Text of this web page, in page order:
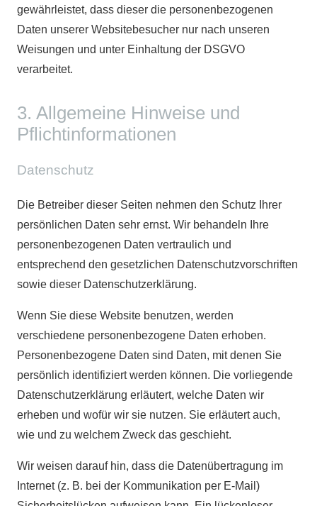
gewährleistet, dass dieser die personenbezogenen
Daten unserer Websitebesucher nur nach unseren
Weisungen und unter Einhaltung der DSGVO
verarbeitet.
3. Allgemeine Hinweise und
Pflicht­informationen
Datenschutz
Die Betreiber dieser Seiten nehmen den Schutz Ihrer
persönlichen Daten sehr ernst. Wir behandeln Ihre
personenbezogenen Daten vertraulich und
entsprechend den gesetzlichen Datenschutzvorschriften
sowie dieser Datenschutzerklärung.
Wenn Sie diese Website benutzen, werden
verschiedene personenbezogene Daten erhoben.
Personenbezogene Daten sind Daten, mit denen Sie
persönlich identifiziert werden können. Die vorliegende
Datenschutzerklärung erläutert, welche Daten wir
erheben und wofür wir sie nutzen. Sie erläutert auch,
wie und zu welchem Zweck das geschieht.
Wir weisen darauf hin, dass die Datenübertragung im
Internet (z. B. bei der Kommunikation per E-Mail)